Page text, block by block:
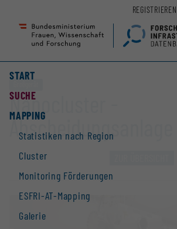
Seiteninhalt
Accesskey
Hauptnavigation
Accesskey
START
SUCHE
MAPPING
Statistiken nach Region
Cluster
Monitoring Förderungen
ESFRI-AT-Mapping
Galerie
REGISTRIEREN
Nanocluster -
Abscheidungsanlage